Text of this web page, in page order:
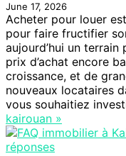
June 17, 2026
Acheter pour louer
pour faire fructifier
aujourd’hui un
prix d’achat encore
croissance, et de
nouveaux locataires
vous souhaitiez
kairouan »